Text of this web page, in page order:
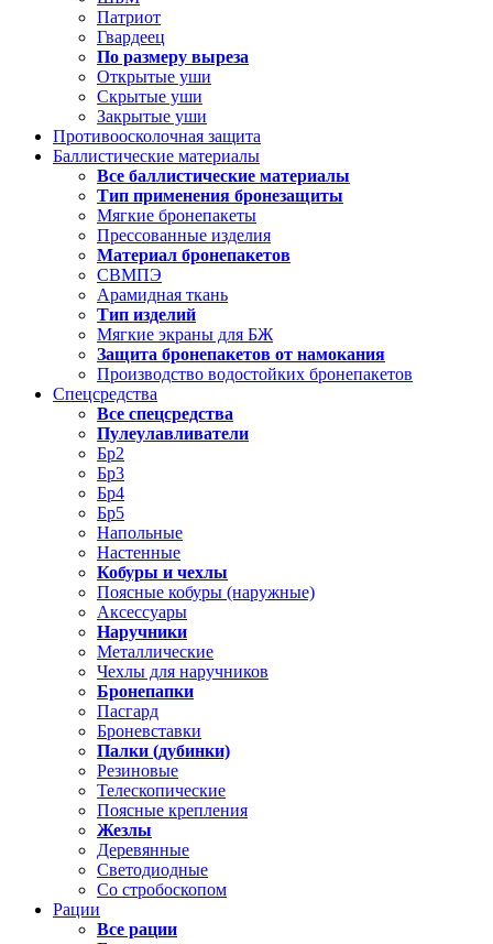
Патриот
Гвардеец
По размеру выреза
Открытые уши
Скрытые уши
Закрытые уши
Противоосколочная защита
Баллистические материалы
Все баллистические материалы
Тип применения бронезащиты
Мягкие бронепакеты
Прессованные изделия
Материал бронепакетов
СВМПЭ
Арамидная ткань
Тип изделий
Мягкие экраны для БЖ
Защита бронепакетов от намокания
Производство водостойких бронепакетов
Спецсредства
Все спецсредства
Пулеулавливатели
Бр2
Бр3
Бр4
Бр5
Напольные
Настенные
Кобуры и чехлы
Поясные кобуры (наружные)
Аксессуары
Наручники
Металлические
Чехлы для наручников
Бронепапки
Пасгард
Броневставки
Палки (дубинки)
Резиновые
Телескопические
Поясные крепления
Жезлы
Деревянные
Светодиодные
Со стробоскопом
Рации
Все рации